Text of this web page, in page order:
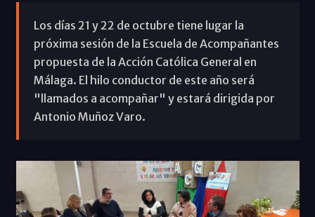
Los días 21 y 22 de octubre tiene lugar la
próxima sesión de la Escuela de Acompañantes
propuesta de la Acción Católica General en
Málaga. El hilo conductor de este año será
"llamados a acompañar" y estará dirigida por
Antonio Muñoz Varo.